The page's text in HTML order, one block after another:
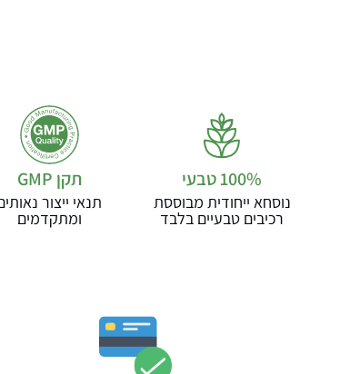
נוסחא ייחודית מבוססת
רכיבים טבעיים בלבד
תקן GMP
תנאי ייצור
ומתקדמים